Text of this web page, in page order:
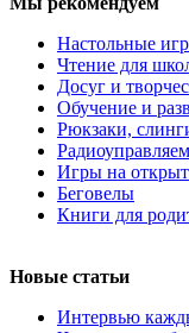
Настольные
Чтение для
Досуг и
Обучение и
Рюкзаки,
Игры на
Беговелы
Книги для
Новые статьи
Интервью